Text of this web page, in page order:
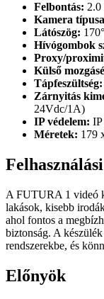
Felbontás:
Kamera
Látószög: 170°
Hívógombok
Proxy/
Külső
Tápfeszültség:
Zárnyitás
24Vdc/1A)
IP védelem:
Méretek: 179
A FUTURA 1 videó
lakások, kisebb
ahol fontos a
biztonság. A
rendszerekbe, és
Előnyök